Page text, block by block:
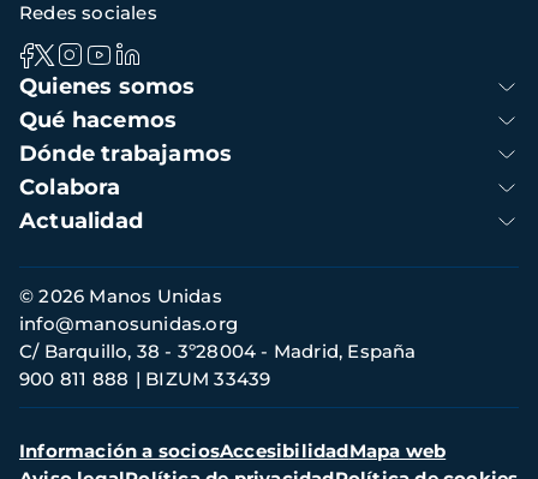
Navegación
principal
Quienes somos
Qué hacemos
Dónde trabajamos
Colabora
Actualidad
Redes sociales
Información
de
contacto
© 2026 Manos Unidas
C/ Barquillo, 38 - 3º28004 - Madrid, España
900 811 888
BIZUM 33439
info@manosunidas.org
Menú
secundario
Información a sociosAccesibilidadMapa web